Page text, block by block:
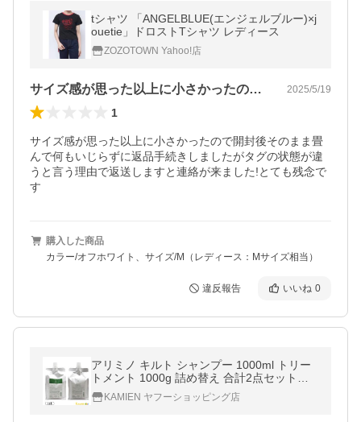
tシャツ 「ANGELBLUE(エンジェルブルー)×j
ouetie」ドロストTシャツ レディース
ZOZOTOWN Yahoo!店
サイズ感が思った以上に小さかったので開… 2025/5/19
1
サイズ感が思った以上に小さかったので開封後そのまま畳
んで何もいじらずに返品手続きしましたがタグの状態が違
うと言う理由で返送しますと連絡が来ました!とても残念で
す
購入した商品
カラー/オフホワイト、サイズ/M（レディース：Mサイズ相当）
違反報告 いいね 0
アリミノ キルト シャンプー 1000ml トリー
トメント 1000g 詰め替え 合計2点セット
【宅急便対応】
KAMIEN ヤフーショッピング店